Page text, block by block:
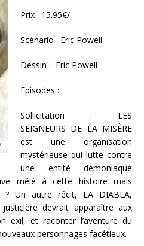
Prix : 15.95€/
Scénario : Eric Powell
Dessin : Eric Powell
Episodes :
Sollicitation : LES
SEIGNEURS DE LA MISÈRE
est une organisation
mystérieuse qui lutte contre
une entité démoniaque
mêlé à cette histoire mais
? Un autre récit, LA DIABLA,
devrait apparaître aux
exil, et raconter l’aventure du
personnages facétieux.